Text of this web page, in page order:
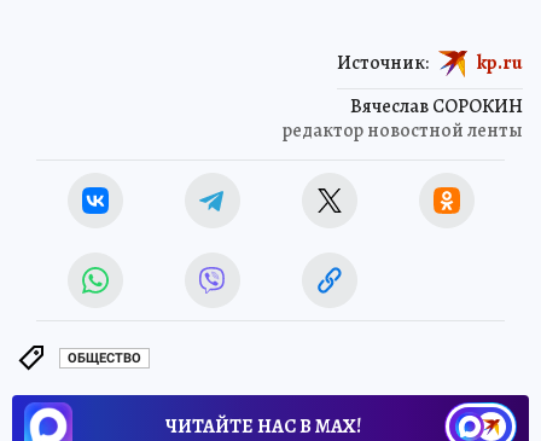
Вячеслав СОРОКИН
редактор новостной ленты
Источник: kp.ru
ОБЩЕСТВО
ЧИТАЙТЕ НАС В МАХ!